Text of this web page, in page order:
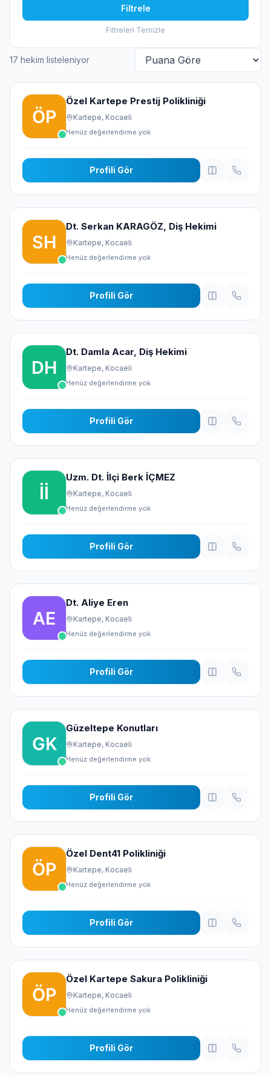
Filtrele
Filtreleri Temizle
17 hekim listeleniyor
Sıralama
Özel Kartepe Prestij Polikliniği
Kartepe, Kocaeli
Henüz değerlendirme yok
Profili Gör
Dt. Serkan KARAGÖZ, Diş Hekimi
Kartepe, Kocaeli
Henüz değerlendirme yok
Profili Gör
Dt. Damla Acar, Diş Hekimi
Kartepe, Kocaeli
Henüz değerlendirme yok
Profili Gör
Uzm. Dt. İlçi Berk İÇMEZ
Kartepe, Kocaeli
Henüz değerlendirme yok
Profili Gör
Dt. Aliye Eren
Kartepe, Kocaeli
Henüz değerlendirme yok
Profili Gör
Güzeltepe Konutları
Kartepe, Kocaeli
Henüz değerlendirme yok
Profili Gör
Özel Dent41 Polikliniği
Kartepe, Kocaeli
Henüz değerlendirme yok
Profili Gör
Özel Kartepe Sakura Polikliniği
Kartepe, Kocaeli
Henüz değerlendirme yok
Profili Gör